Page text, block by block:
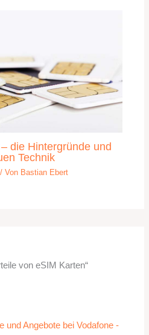
die Hintergründe und
Technik
/ Von Bastian Ebert
von eSIM Karten“
und Angebote bei Vodafone -